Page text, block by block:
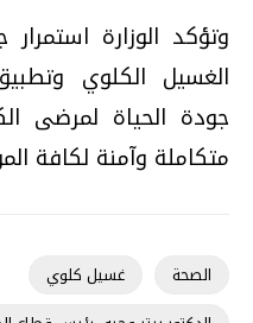
وتؤكد الوزارة
الغسيل الكلوي
جودة الحياة لمرضى
متكاملة وآمنة لكافة
الصحة
غسيل كلوي